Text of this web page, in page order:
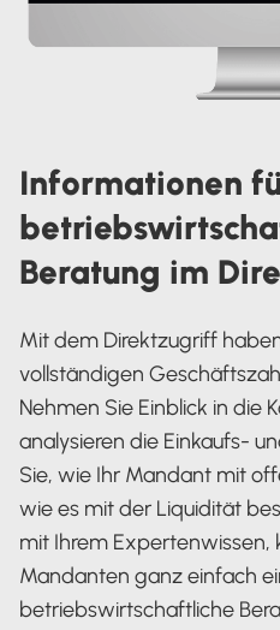
Informationen
Beratung im
Mit dem Direktzugriff
vollständigen
Nehmen Sie Einblick in die
analysieren die Einkaufs-
Sie, wie Ihr Mandant mit
wie es mit der Liquidität
mit Ihrem Expertenwissen,
Mandanten ganz einfach
betriebswirtschaftliche